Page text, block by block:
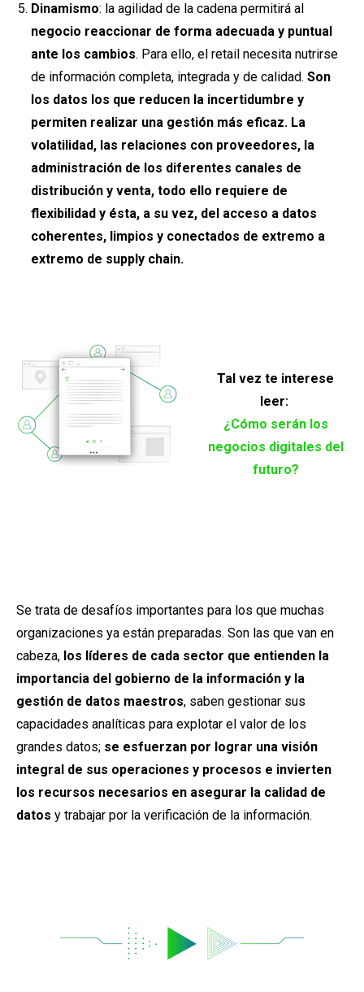
Dinamismo: la agilidad de la cadena permitirá al
negocio reaccionar de forma adecuada y puntual
ante los cambios. Para ello, el retail necesita nutrirse
de información completa, integrada y de calidad. Son
los datos los que reducen la incertidumbre y
permiten realizar una gestión más eficaz. La
volatilidad, las relaciones con proveedores, la
administración de los diferentes canales de
distribución y venta, todo ello requiere de
flexibilidad y ésta, a su vez, del acceso a datos
coherentes, limpios y conectados de extremo a
extremo de supply chain.
Tal vez te interese
leer:
¿Cómo serán los
negocios digitales del
futuro?
Se trata de desafíos importantes para los que muchas
organizaciones ya están preparadas. Son las que van en
cabeza, los líderes de cada sector que entienden la
importancia del gobierno de la información y la
gestión de datos maestros, saben gestionar sus
capacidades analíticas para explotar el valor de los
grandes datos; se esfuerzan por lograr una visión
integral de sus operaciones y procesos e invierten
los recursos necesarios en asegurar la calidad de
datos y trabajar por la verificación de la información.